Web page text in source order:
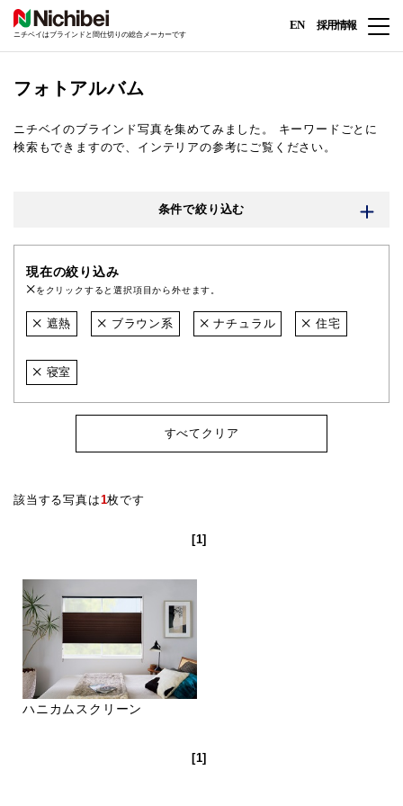
ニチベイはブラインドと間仕切りの総合メーカーです
EN 採用情報
フォトアルバム
ニチベイのブラインド写真を集めてみました。
キーワードごとに
検索もできますので、インテリアの参考にご覧ください。
条件で絞り込む
現在の絞り込み
をクリックすると選択項目から外せます。
遮熱 ブラウン系 ナチュラル 住宅
寝室
すべてクリア
該当する写真は1枚です
[1]
ハニカムスクリーン
[1]